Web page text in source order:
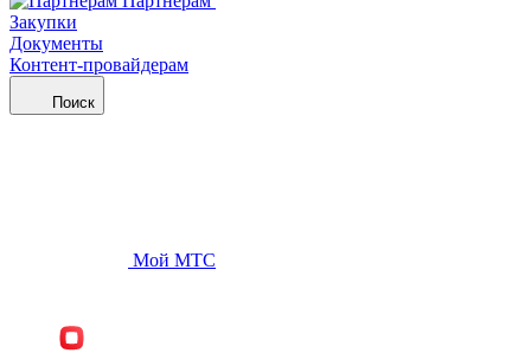
Закупки
Документы
Контент-провайдерам
Поиск
Мой МТС